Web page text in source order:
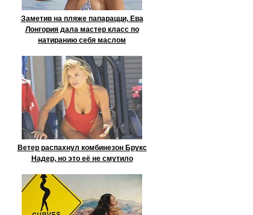
Заметив на пляже папарацци, Ева
Лонгория дала мастер класс по
натиранию себя маслом
Ветер распахнул комбинезон Брукс
Надер, но это её не смутило